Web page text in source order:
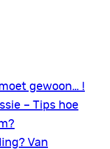
gewoon… !
– Tips hoe
Van